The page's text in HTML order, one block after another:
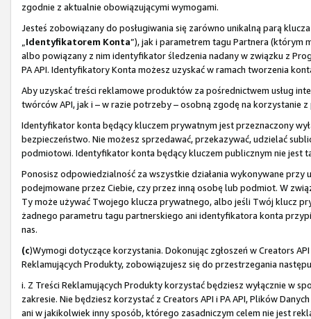
zgodnie z aktualnie obowiązującymi wymogami.
Jesteś zobowiązany do posługiwania się zarówno unikalną parą
Identyfikatorem Konta”), jak i parametrem tagu Partnera (którym
albo powiązany z nim identyfikator śledzenia nadany w związku z
PA API. Identyfikatory Konta możesz uzyskać w ramach tworzenia
Aby uzyskać treści reklamowe produktów za pośrednictwem usług
twórców API, jak i – w razie potrzeby – osobną zgodę na korzystanie z
Identyfikator konta będący kluczem prywatnym jest przeznaczony
bezpieczeństwo. Nie możesz sprzedawać, przekazywać, udzielać
podmiotowi. Identyfikator konta będący kluczem publicznym nie jest
Ponosisz odpowiedzialność za wszystkie działania wykonywane
podejmowane przez Ciebie, czy przez inną osobę lub podmiot. W
Ty może używać Twojego klucza prywatnego, albo jeśli Twój klucz
żadnego parametru tagu partnerskiego ani identyfikatora konta
nas.
(c)Wymogi dotyczące korzystania. Dokonując zgłoszeń w Creators
Reklamujących Produkty, zobowiązujesz się do przestrzegania
i. Z Treści Reklamujących Produkty korzystać będziesz wyłącznie w
zakresie. Nie będziesz korzystać z Creators API i PA API, Plików
ani w jakikolwiek inny sposób, którego zasadniczym celem nie jest